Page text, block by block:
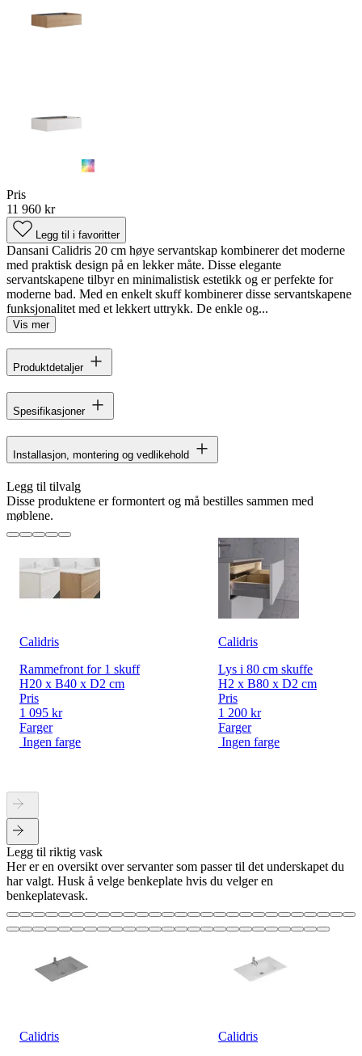
Pris
11 960 kr
Legg til i favoritter
Dansani Calidris 20 cm høye servantskap kombinerer det moderne
med praktisk design på en lekker måte. Disse elegante
servantskapene tilbyr en minimalistisk estetikk og er perfekte for
moderne bad. Med en enkelt skuff kombinerer disse servantskapene
funksjonalitet med et lekkert uttrykk. De enkle og...
Vis mer
Produktdetaljer
Spesifikasjoner
Installasjon, montering og vedlikehold
Legg til tilvalg
Disse produktene er formontert og må bestilles sammen med
møblene.
Calidris
Rammefront for 1 skuff
H20 x B40 x D2 cm
Pris
1 095 kr
Farger
Ingen farge
Calidris
Lys i 80 cm skuffe
H2 x B80 x D2 cm
Pris
1 200 kr
Farger
Ingen farge
Legg til riktig vask
Her er en oversikt over servanter som passer til det underskapet du
har valgt. Husk å velge benkeplate hvis du velger en
benkeplatevask.
Calidris
Calidris